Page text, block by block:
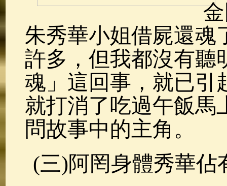
朱秀華小姐借屍還魂
許多，但我都沒有聽
魂」這回事，就已引
就打消了吃過午飯馬
問故事中的主角。
(三)阿罔身體秀華佔